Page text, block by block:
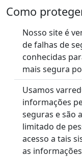
Como
Nosso site é
de falhas de
conhecidas
mais segura
Usamos
informações
seguras e são
limitado de
acesso a tais
as